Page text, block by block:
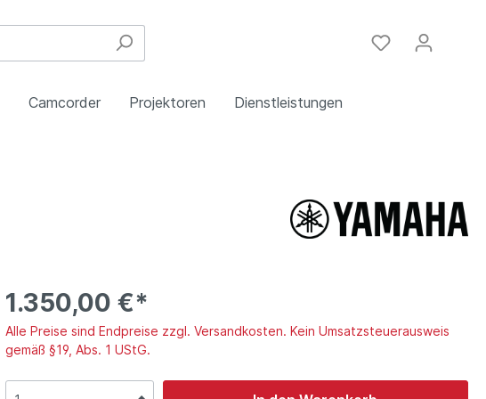
Camcorder Projektoren Dienstleistungen
Festinstallation
Steuergeräte
Schulungen
1.350,00 €*
Alle Preise sind Endpreise zzgl. Versandkosten. Kein Umsatzsteuerausweis
gemäß §19, Abs. 1 UStG.